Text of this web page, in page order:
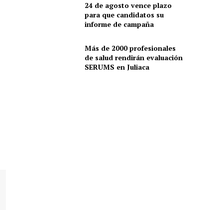
24 de agosto vence plazo
para que candidatos su
informe de campaña
Más de 2000 profesionales
de salud rendirán evaluación
SERUMS en Juliaca